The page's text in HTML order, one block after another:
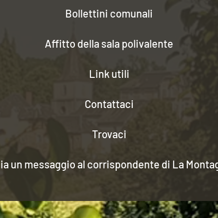
Bollettini comunali
Affitto della sala polivalente
Link utili
Contattaci
Trovaci
un messaggio al corrispondente di La